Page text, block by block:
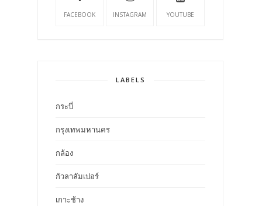
FACEBOOK INSTAGRAM YOUTUBE
LABELS
กระบี่
กรุงเทพมหานคร
กล้อง
กัวลาลัมเปอร์
เกาะช้าง